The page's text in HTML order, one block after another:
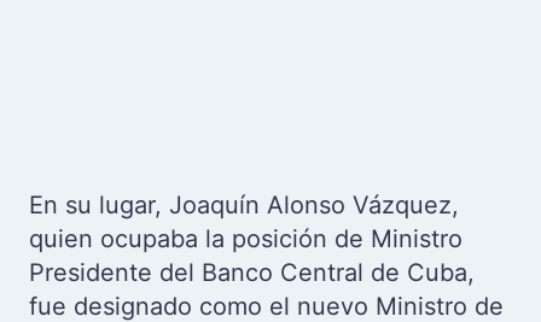
En su lugar, Joaquín Alonso Vázquez,
quien ocupaba la posición de Ministro
Presidente del Banco Central de Cuba,
fue designado como el nuevo Ministro de